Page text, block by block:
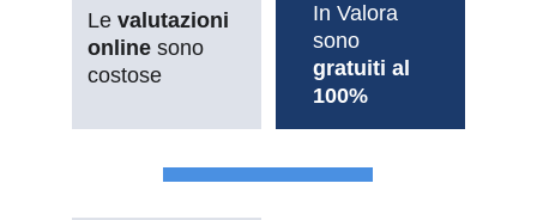
Le valutazioni
online sono
costose
In Valora
sono
gratuiti al
100%